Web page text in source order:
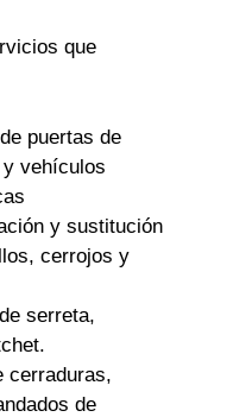
que
puertas de
vehículos
y sustitución
cerrojos y
serreta,
cerraduras,
de